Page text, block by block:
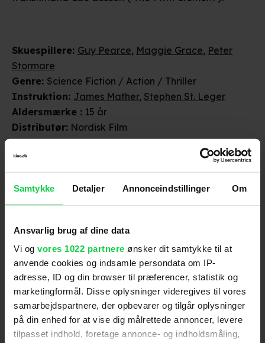
Samtykke Detaljer Annonceindstillinger Om
Ansvarlig brug af dine data
Vi og vores 1022 partnere ønsker dit samtykke til at
anvende cookies og indsamle persondata om IP-
adresse, ID og din browser til præferencer, statistik og
marketingformål. Disse oplysninger videregives til vores
samarbejdspartnere, der opbevarer og tilgår oplysninger
på din enhed for at vise dig målrettede annoncer, levere
tilpasset indhold, foretage annonce- og indholdsmåling,
Anmeldelser fra medierne
(5)
BT
Skuespillere: Guy Pearce, Maggie Grace, Peter
Stormare
Genre: Science Fiction / Action / Thriller
Instruktion: James Mather, Stephen St. Leger
Aldersmærke : 15 år
Distributør: Nordisk Film